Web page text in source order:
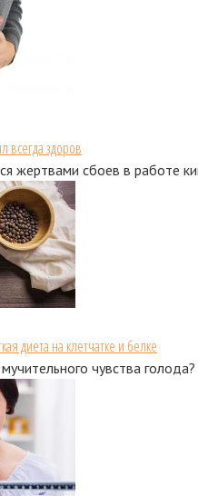
всегда здоров
жертвами сбоев в работе
диета на клетчатке и белке
чувства